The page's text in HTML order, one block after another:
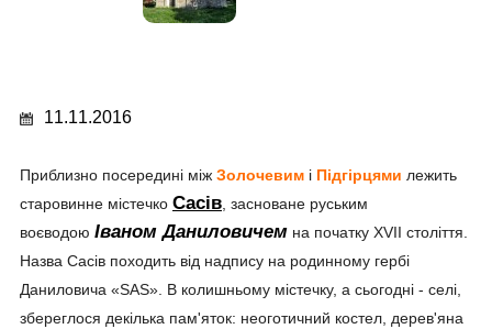
11.11.2016
Приблизно посередині між Золочевим і Підгірцями лежить
старовинне містечко Сасів, засноване руським
воєводою Іваном Даниловичем на початку XVII століття.
Назва Сасів походить від надпису на родинному гербі
Даниловича «SAS». В колишньому містечку, а сьогодні - селі,
збереглося декілька пам'яток: неоготичний костел, дерев'яна